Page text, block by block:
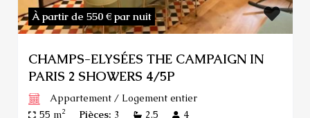
À partir de 550 € par nuit
CHAMPS-ELYSÉES THE CAMPAIGN IN
PARIS 2 SHOWERS 4/5P
Appartement/ Logement entier
55 m2 Pièces: 3 2.5 4